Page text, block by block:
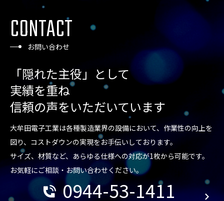
CONTACT
お問い合わせ
「隠れた主役 」 と して
実績を重ね
信頼の声をいただいています
大牟田電子工業は各種製造業界の設備において、作業性の向上を
図り、コストダウンの実現をお手伝いしております。
サイズ、材質など、あらゆる仕様への対応が1枚から可能です。
お気軽にご相談・お問い合わせください。
0944-53-1411